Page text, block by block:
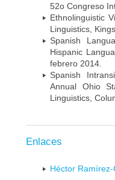
52o Congreso
Ethnolinguistic
Linguistics,
Spanish
Hispanic
febrero 2014.
Spanish
Annual Ohio
Linguistics,
Enlaces
Héctor Ramírez-